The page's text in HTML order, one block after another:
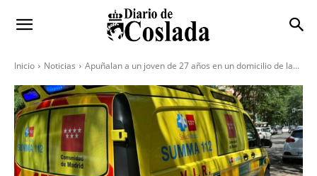
Inicio Noticias Apuñalan a un joven de 27 años en un domicilio de la...